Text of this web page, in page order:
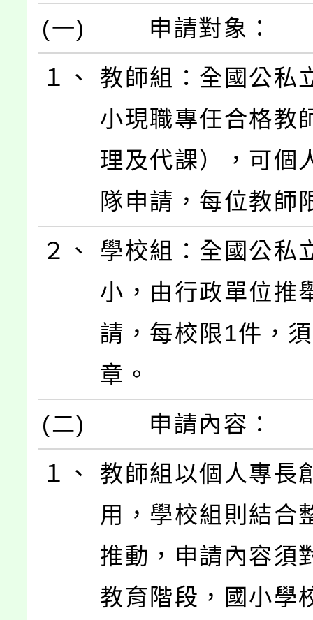
(一)
申請對象：
１、
教師組：全國公私
小現職專任合格教
理及代課），可個
隊申請，每位教師
２、
學校組：全國公私
小，由行政單位推
請，每校限1件，
章。
(二)
申請內容：
１、
教師組以個人專長
用，學校組則結合
推動，申請內容須
教育階段，國小學